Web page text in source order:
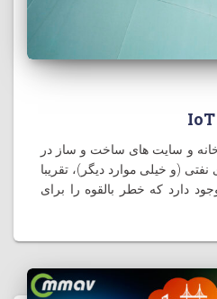
و سایت های ساخت و ساز در
نفتی (و خیلی موارد دیگر)، تقریبا
دارد که خطر بالقوه را برای